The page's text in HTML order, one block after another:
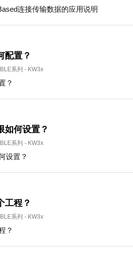
连接传输数据的应用说明
配置？
系列 - KW3x
？
如何设置？
系列 - KW3x
设置？
工程？
系列 - KW3x
？